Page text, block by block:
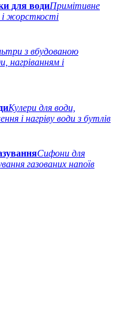
для водиПримітивне
і жорсткості
з вбудованою
нагріванням і
Кулери для води,
і нагріву води з бутлів
Сифони для
газованих напоїв